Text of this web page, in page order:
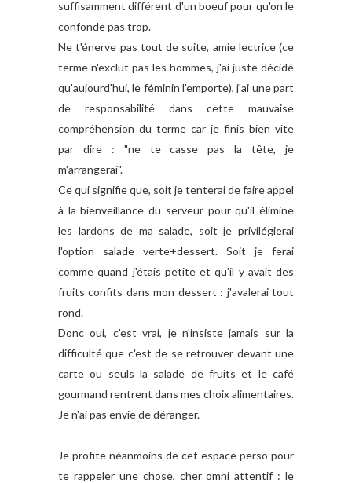
suffisamment différent d'un boeuf pour qu'on le
confonde pas trop.
Ne t'énerve pas tout de suite, amie lectrice (ce
terme n'exclut pas les hommes, j'ai juste décidé
qu'aujourd'hui, le féminin l'emporte), j'ai une part
de responsabilité dans cette mauvaise
compréhension du terme car je finis bien vite
par dire : "ne te casse pas la tête, je
m'arrangerai".
Ce qui signifie que, soit je tenterai de faire appel
à la bienveillance du serveur pour qu'il élimine
les lardons de ma salade, soit je privilégierai
l'option salade verte+dessert. Soit je ferai
comme quand j'étais petite et qu'il y avait des
fruits confits dans mon dessert : j'avalerai tout
rond.
Donc oui, c'est vrai, je n'insiste jamais sur la
difficulté que c'est de se retrouver devant une
carte ou seuls la salade de fruits et le café
gourmand rentrent dans mes choix alimentaires.
Je n'ai pas envie de déranger.
Je profite néanmoins de cet espace perso pour
te rappeler une chose, cher omni attentif : le